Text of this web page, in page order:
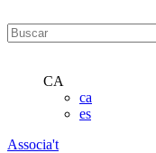
CA
ca
es
Associa't